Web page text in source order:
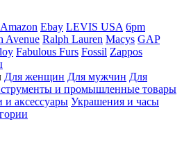
Amazon Ebay LEVIS USA 6pm
Avenue Ralph Lauren Macys GAP
Fabulous Furs Fossil Zappos
Для женщин Для мужчин Для
и промышленные товары
аксессуары Украшения и часы